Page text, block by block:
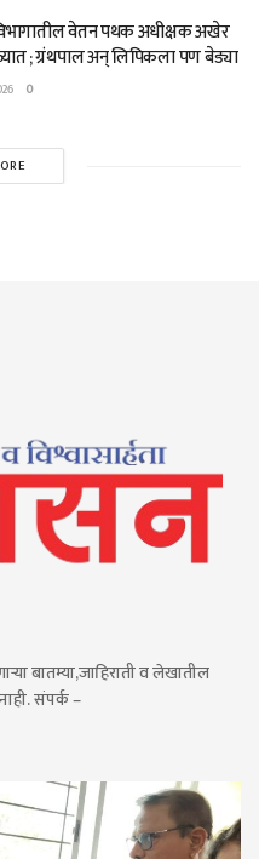
वेतन पथक अधीक्षक अखेर
; ग्रंथपाल अन् लिपिकला पण बेड्या
0
बातम्या,जाहिराती व लेखातील
संपर्क –